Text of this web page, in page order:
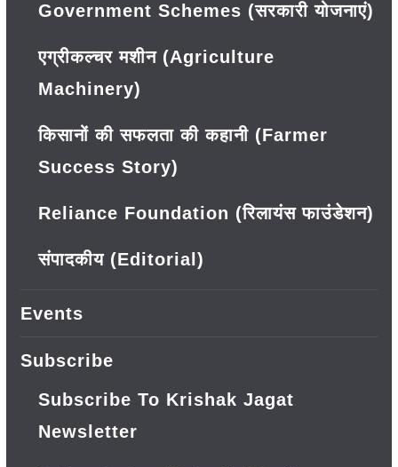
Government Schemes (सरकारी योजनाएं)
एग्रीकल्चर मशीन (Agriculture
Machinery)
किसानों की सफलता की कहानी (Farmer
Success Story)
Reliance Foundation (रिलायंस फाउंडेशन)
संपादकीय (Editorial)
Events
Subscribe
Subscribe To Krishak Jagat
Newsletter